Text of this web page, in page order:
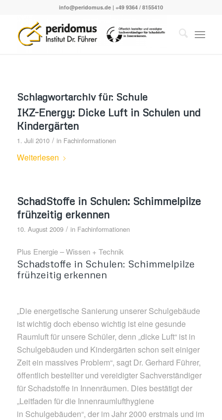
info@peridomus.de| +49 9364 / 8155410
Schlagwortarchiv für: Schule
IKZ-Energy: Dicke Luft in Schulen und
Kindergärten
1. Juli 2010 / in Fachinformationen
Weiterlesen
SchadStoffe in Schulen: Schimmelpilze
frühzeitig erkennen
10. August 2009 / in Fachinformationen
Plus Energie – Wissen + Technik
Schadstoffe in Schulen: Schimmelpilze
frühzeitig erkennen
„Die energetische Sanierung unserer Schulgebäude
ist wichtig doch ebenso wichtig ist eine gesunde
Raumluft für unsere Schüler, denn „dicke Luft“ ist in
Schulgebäuden und Kindergärten schon seit einiger
Zeit ein massives Problem“, sagt Dr. Gerhard Führer,
öffentlich bestellter und vereidigter Sachverständiger
für Schadstoffe in Innenräumen. Dies bestätigt der
„Leitfaden für die Innenraumlufthygiene
in Schulgebäuden“, der im Jahr 2000 erstmals und im